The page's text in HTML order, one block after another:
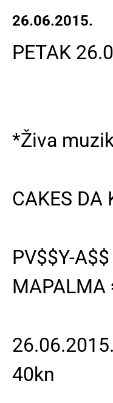
26.06.2015.
PETAK
*Živa
CAKES DA
PV$$Y-
MAPALMA
40kn